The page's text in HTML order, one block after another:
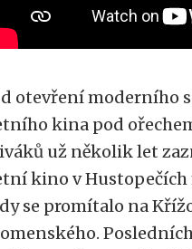
otevření moderního
kina pod
už několik let
kino v Hustopečích
se promítalo na